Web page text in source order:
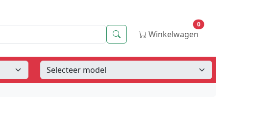
Zoeken Winkelwagen
0